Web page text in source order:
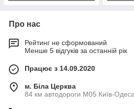
Про нас
Рейтинг не сформований
Менше 5 відгуків за останній рік
Працює з 14.09.2020
м. Біла Церква
84 км автодороги М05 Київ-